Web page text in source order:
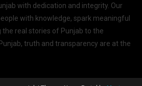
with dedication and integrity. Our
with knowledge, spark meaningful
the real stories of Punjab to the
truth and transparency are at the